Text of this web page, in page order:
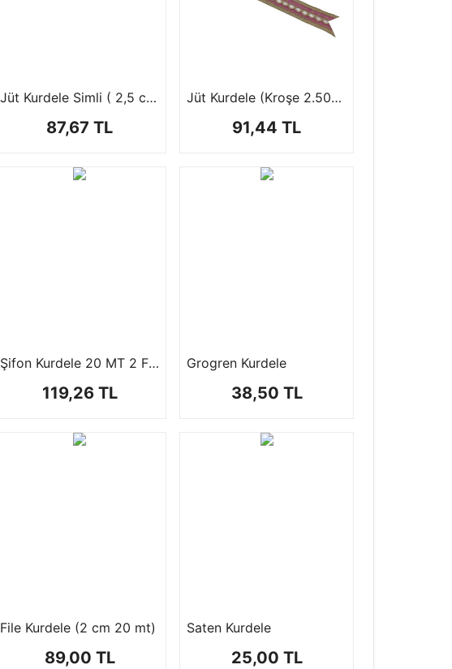
Jüt Kurdele Simli ( 2,5 cm 10 mt )
87,67 TL
Jüt Kurdele (Kroşe 2.50CM-10MT)
91,44 TL
Şifon Kurdele 20 MT 2 Farklı Boyutta
119,26 TL
Grogren Kurdele
38,50 TL
File Kurdele (2 cm 20 mt)
89,00 TL
Saten Kurdele
25,00 TL